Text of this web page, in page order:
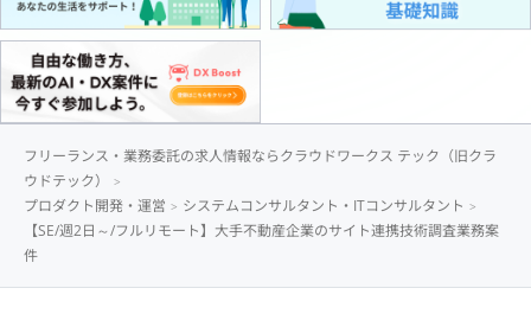
フリーランス・業務委託の求人情報ならクラウドワークス テック（旧クラ
ウドテック）
プロダクト開発・運営
システムコンサルタント・ITコンサルタント
【SE/週2日～/フルリモート】大手不動産企業のサイト連携技術調査業務案
件